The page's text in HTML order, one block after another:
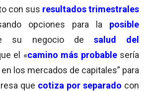
con sus resultados trimestrales
opciones para la posible
su negociode salud del
el «camino más probablesería
los mercados de capitales” para
que cotiza por separado con